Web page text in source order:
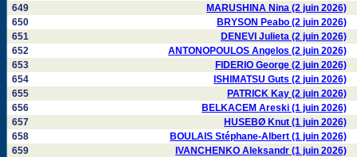
649
MARUSHINA Nina (2 juin 2026)
650
BRYSON Peabo (2 juin 2026)
651
DENEVI Julieta (2 juin 2026)
652
ANTONOPOULOS Angelos (2 juin 2026)
653
FIDERIO George (2 juin 2026)
654
ISHIMATSU Guts (2 juin 2026)
655
PATRICK Kay (2 juin 2026)
656
BELKACEM Areski (1 juin 2026)
657
HUSEBØ Knut (1 juin 2026)
658
BOULAIS Stéphane-Albert (1 juin 2026)
659
IVANCHENKO Aleksandr (1 juin 2026)